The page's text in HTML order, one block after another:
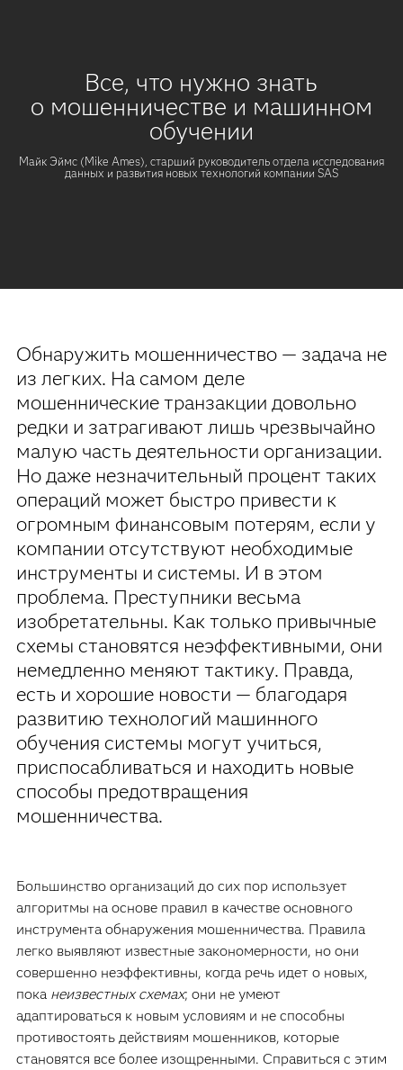
Все, что нужно знать
о мошенничестве и машинном
обучении
Майк Эймс (Mike Ames), старший руководитель отдела исследования
данных и развития новых технологий компании SAS
Обнаружить мошенничество — задача не
из легких. На самом деле
мошеннические транзакции довольно
редки и затрагивают лишь чрезвычайно
малую часть деятельности организации.
Но даже незначительный процент таких
операций может быстро привести к
огромным финансовым потерям, если у
компании отсутствуют необходимые
инструменты и системы. И в этом
проблема. Преступники весьма
изобретательны. Как только привычные
схемы становятся неэффективными, они
немедленно меняют тактику. Правда,
есть и хорошие новости — благодаря
развитию технологий машинного
обучения системы могут учиться,
приспосабливаться и находить новые
способы предотвращения
мошенничества.
Большинство организаций до сих пор использует
алгоритмы на основе правил в качестве основного
инструмента обнаружения мошенничества. Правила
легко выявляют известные закономерности, но они
совершенно неэффективны, когда речь идет о новых,
пока неизвестных схемах; они не умеют
адаптироваться к новым условиям и не способны
противостоять действиям мошенников, которые
становятся все более изощренными. Справиться с этим